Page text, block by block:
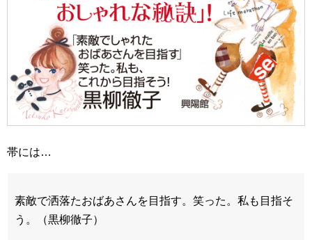
帯には…
素敵で洒落たおばあさんを目指す。笑った。私も目指そ
う。（黒柳徹子）